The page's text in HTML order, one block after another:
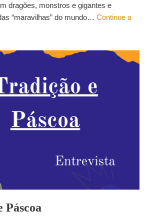
dragões, monstros e gigantes e
“maravilhas” do mundo… Continue a
Páscoa